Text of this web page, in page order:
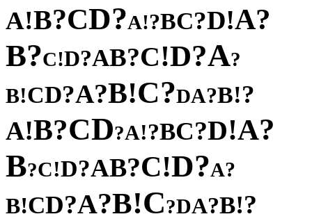
A!B?CD?A!?BC?D!A?
B?C!D?AB?C!D?A?
B!CD?A?B!C?DA?B!?
A!B?CD?A!?BC?D!A?
B?C!D?AB?C!D?A?
B!CD?A?B!C?DA?B!?